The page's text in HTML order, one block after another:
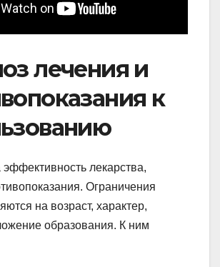
лечения и
к
лекарства,
Ограничения
на возраст, характер,
образования. К ним